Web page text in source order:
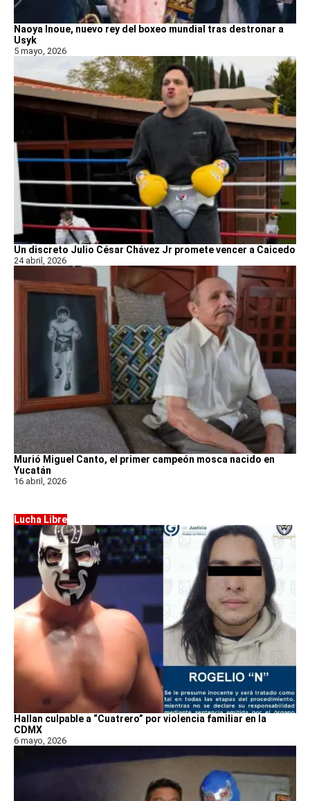
Naoya Inoue, nuevo rey del boxeo mundial tras destronar a
Usyk
5 mayo, 2026
Un discreto Julio César Chávez Jr promete vencer a Caicedo
24 abril, 2026
Murió Miguel Canto, el primer campeón mosca nacido en
Yucatán
16 abril, 2026
Lucha Libre
Hallan culpable a “Cuatrero” por violencia familiar en la
CDMX
6 mayo, 2026